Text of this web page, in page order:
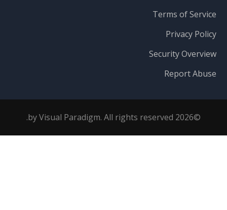
Terms of Service
Privacy Policy
Security Overview
Report Abuse
©2026 by Visual Paradigm. All rights reserved.